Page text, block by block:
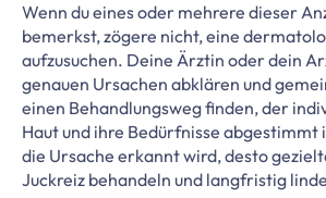
Wenn du eines oder mehrere dieser
bemerkst, zögere nicht, eine
aufzusuchen. Deine Ärztin oder dein
genauen Ursachen abklären und
einen Behandlungsweg finden, der
Haut und ihre Bedürfnisse abgestimmt
die Ursache erkannt wird, desto
Juckreiz behandeln und langfristig